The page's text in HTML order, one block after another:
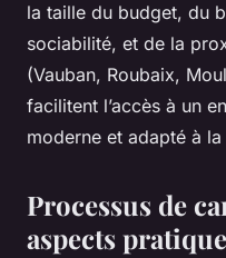
la taille du budget, du
sociabilité, et de la
(Vauban, Roubaix,
facilitent l’accès à un
moderne et adapté à
Processus de
aspects